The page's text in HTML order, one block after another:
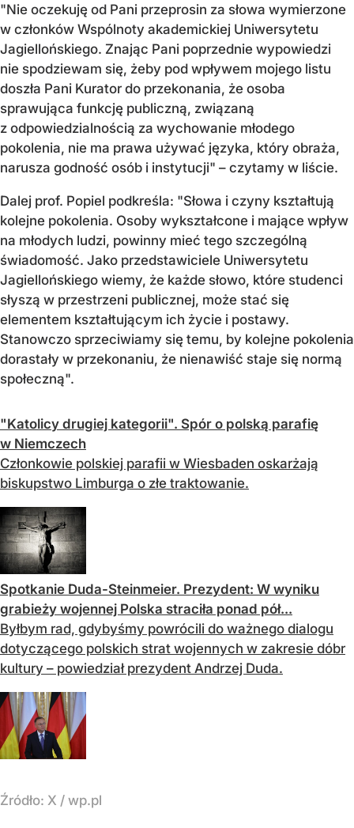
"Nie oczekuję od Pani przeprosin za słowa wymierzone
w członków Wspólnoty akademickiej Uniwersytetu
Jagiellońskiego. Znając Pani poprzednie wypowiedzi
nie spodziewam się, żeby pod wpływem mojego listu
doszła Pani Kurator do przekonania, że osoba
sprawująca funkcję publiczną, związaną
z odpowiedzialnością za wychowanie młodego
pokolenia, nie ma prawa używać języka, który obraża,
narusza godność osób i instytucji" – czytamy w liście.
Dalej prof. Popiel podkreśla: "Słowa i czyny kształtują
kolejne pokolenia. Osoby wykształcone i mające wpływ
na młodych ludzi, powinny mieć tego szczególną
świadomość. Jako przedstawiciele Uniwersytetu
Jagiellońskiego wiemy, że każde słowo, które studenci
słyszą w przestrzeni publicznej, może stać się
elementem kształtującym ich życie i postawy.
Stanowczo sprzeciwiamy się temu, by kolejne pokolenia
dorastały w przekonaniu, że nienawiść staje się normą
społeczną".
"Katolicy drugiej kategorii". Spór o polską parafię
w Niemczech
Członkowie polskiej parafii w Wiesbaden oskarżają
biskupstwo Limburga o złe traktowanie.
Spotkanie Duda-Steinmeier. Prezydent: W wyniku
grabieży wojennej Polska straciła ponad pół...
Byłbym rad, gdybyśmy powrócili do ważnego dialogu
dotyczącego polskich strat wojennych w zakresie dóbr
kultury – powiedział prezydent Andrzej Duda.
Źródło: X / wp.pl